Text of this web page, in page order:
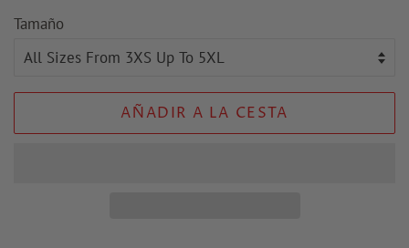
Tamaño
AÑADIR A LA CESTA